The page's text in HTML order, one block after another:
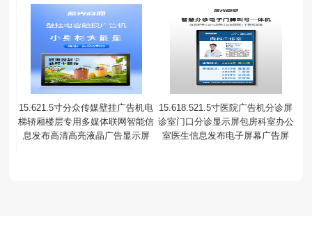
15.621.5寸分众传媒壁挂广告机电
梯轿厢楼层专用多媒体联网智能信
息发布高清高亮液晶广告显示屏
15.618.521.5寸医院广告机分诊屏
诊室门口分诊显示屏包房科室办公
室医生信息发布电子屏幕广告屏